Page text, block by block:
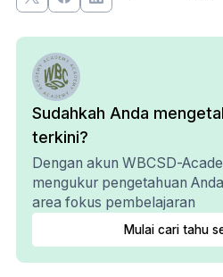
Sudahkah Anda
terkini?
Dengan akun WBCSD-
mengukur pengetahuan
area fokus pembelajaran
Mulai cari tahu